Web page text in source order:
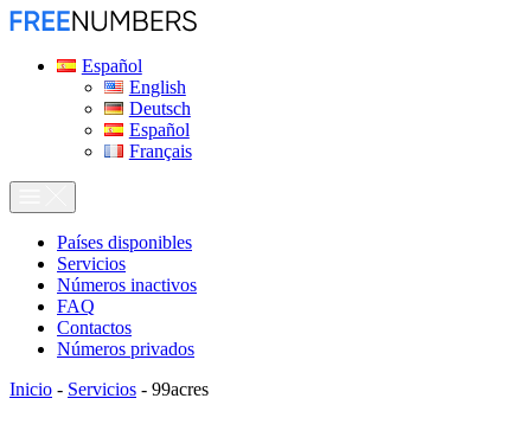
Español
English
Deutsch
Español
Français
Países disponibles
Servicios
Números inactivos
FAQ
Contactos
Números privados
Inicio - Servicios - 99acres